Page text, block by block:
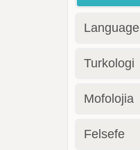
Language
Turkologi
Mofolojia
Felsefe